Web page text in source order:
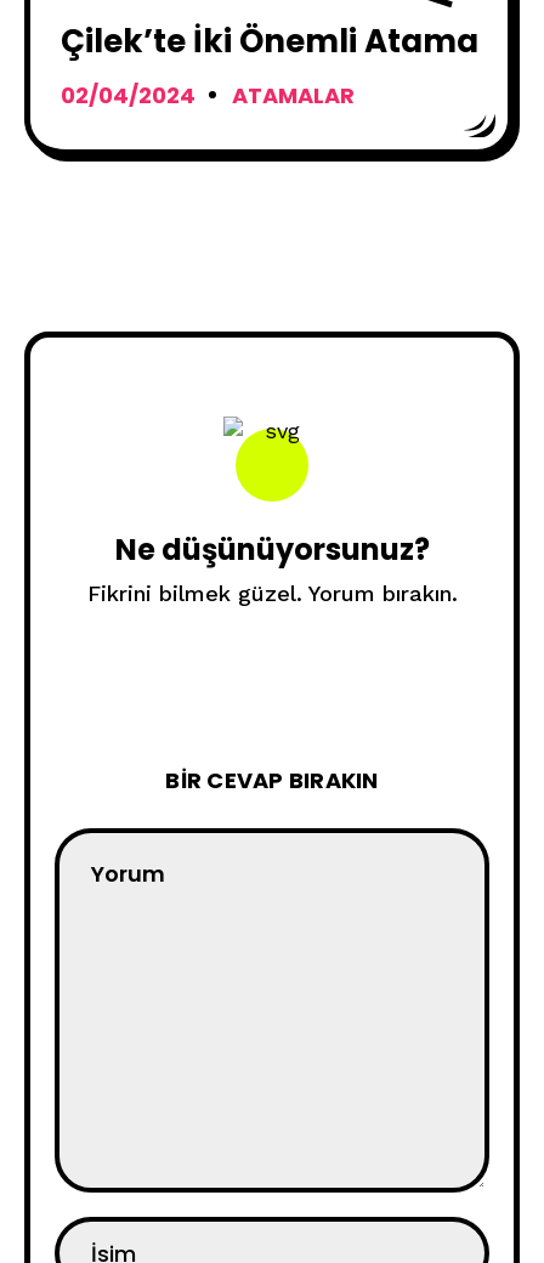
Çilek’te İki Önemli Atama
02/04/2024 ATAMALAR
Ne düşünüyorsunuz?
Fikrini bilmek güzel. Yorum bırakın.
BIR CEVAP BIRAKIN